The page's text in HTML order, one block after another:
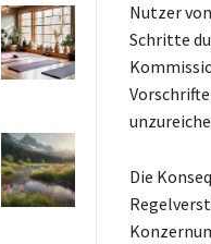
Nutzer
Schritte
Die